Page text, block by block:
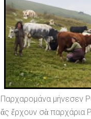
Παρχαρομάνα μήνεσεν
ἄς ἔρχουν σὰ παρχάρια